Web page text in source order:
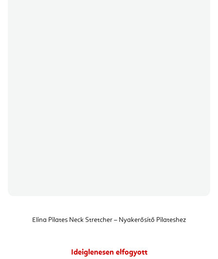
Elina Pilates Neck Stretcher – Nyakerősítő Pilateshez
Ideiglenesen elfogyott